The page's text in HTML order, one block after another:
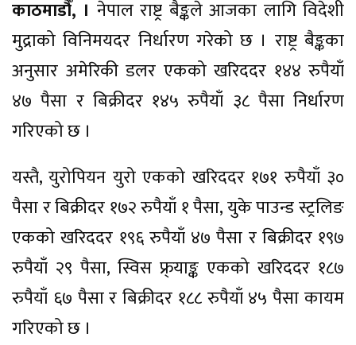
काठमाडौँ, । नेपाल राष्ट्र बैङ्कले आजका लागि विदेशी
मुद्राको विनिमयदर निर्धारण गरेको छ । राष्ट्र बैङ्कका
अनुसार अमेरिकी डलर एकको खरिददर १४४ रुपैयाँ
४७ पैसा र बिक्रीदर १४५ रुपैयाँ ३८ पैसा निर्धारण
गरिएको छ ।
यस्तै, युरोपियन युरो एकको खरिददर १७१ रुपैयाँ ३०
पैसा र बिक्रीदर १७२ रुपैयाँ १ पैसा, युके पाउन्ड स्ट्रलिङ
एकको खरिददर १९६ रुपैयाँ ४७ पैसा र बिक्रीदर १९७
रुपैयाँ २९ पैसा, स्विस फ्र्याङ्क एकको खरिददर १८७
रुपैयाँ ६७ पैसा र बिक्रीदर १८८ रुपैयाँ ४५ पैसा कायम
गरिएको छ ।